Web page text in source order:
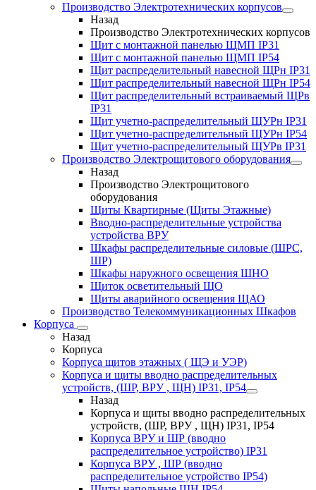
Производство Электротехнических корпусов
Назад
Производство Электротехнических корпусов
Щит с монтажной панелью ЩМП IP31
Щит с монтажной панелью ЩМП IP54
Щит распределительный навесной ЩРн IP31
Щит распределительный навесной ЩРн IP54
Щит распределительный встраиваемый ЩРв
IP31
Щит учетно-распределительный ЩУРн IP31
Щит учетно-распределительный ЩУРн IP54
Щит учетно-распределительный ЩУРв IP31
Производство Электрощитового оборудования
Назад
Производство Электрощитового
оборудования
Щиты Квартирные (Щиты Этажные)
Вводно-распределительные устройства
устройства ВРУ
Шкафы распределительные силовые (ШРС,
ШР)
Шкафы наружного освещения ШНО
Щиток осветительный ЩО
Щиты аварийного освещения ЩАО
Производство Телекоммуникационных Шкафов
Корпуса
Назад
Корпуса
Корпуса щитов этажных ( ЩЭ и УЭР)
Корпуса и щиты вводно распределительных
устройств, (ШР, ВРУ , ЩН) IP31, IP54
Назад
Корпуса и щиты вводно распределительных
устройств, (ШР, ВРУ , ЩН) IP31, IP54
Корпуса ВРУ и ШР (вводно
распределительное устройство) IP31
Корпуса ВРУ , ШР (вводно
распределительное устройство IP54)